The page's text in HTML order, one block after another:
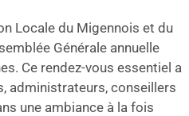
Locale du Migennois et du
Générale annuelle
Ce rendez-vous essentiel a
administrateurs, conseillers
une ambiance à la fois